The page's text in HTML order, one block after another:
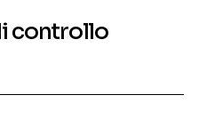
controllo